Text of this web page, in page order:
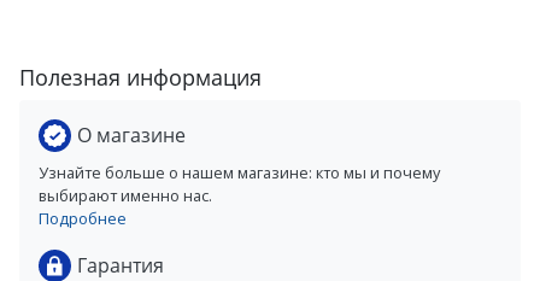
Полезная информация
О магазине
Узнайте больше о нашем магазине: кто мы и почему
выбирают именно нас.
Подробнее
Гарантия